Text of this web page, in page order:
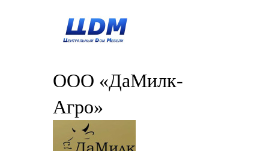
ООО «ДаМилк-
Агро»